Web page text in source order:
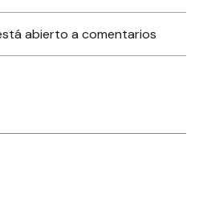
abierto a comentarios